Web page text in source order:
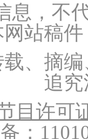
息，不
网站稿
、摘
追
目许可
：